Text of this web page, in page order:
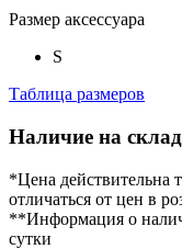
Размер аксессуара
S
Таблица размеров
Наличие на
*Цена действительна
отличаться от цен в
**Информация о
сутки